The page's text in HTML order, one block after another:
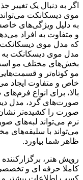
اگر به دنبال یک
موی دیسکانکت
به دلیل ویژگی‌های
و متفاوت به افراد
که مدل موی
مدل موی دیسکانکت به
بخش‌های مختلف مو
مو کوتاه‌تر و
خاص و متفاوت ایجاد
بالا، برای انواع
صورت‌های گرد، مدل
صورت را کشیده‌تر
نرم می‌تواند لبه‌های
می‌تواند با سلیقه‌های
ظاهر شما بیاورد.
رویش هنر، برگزارکننده
کاملا حرفه ای و
کسب اطلاعات بیشتر و